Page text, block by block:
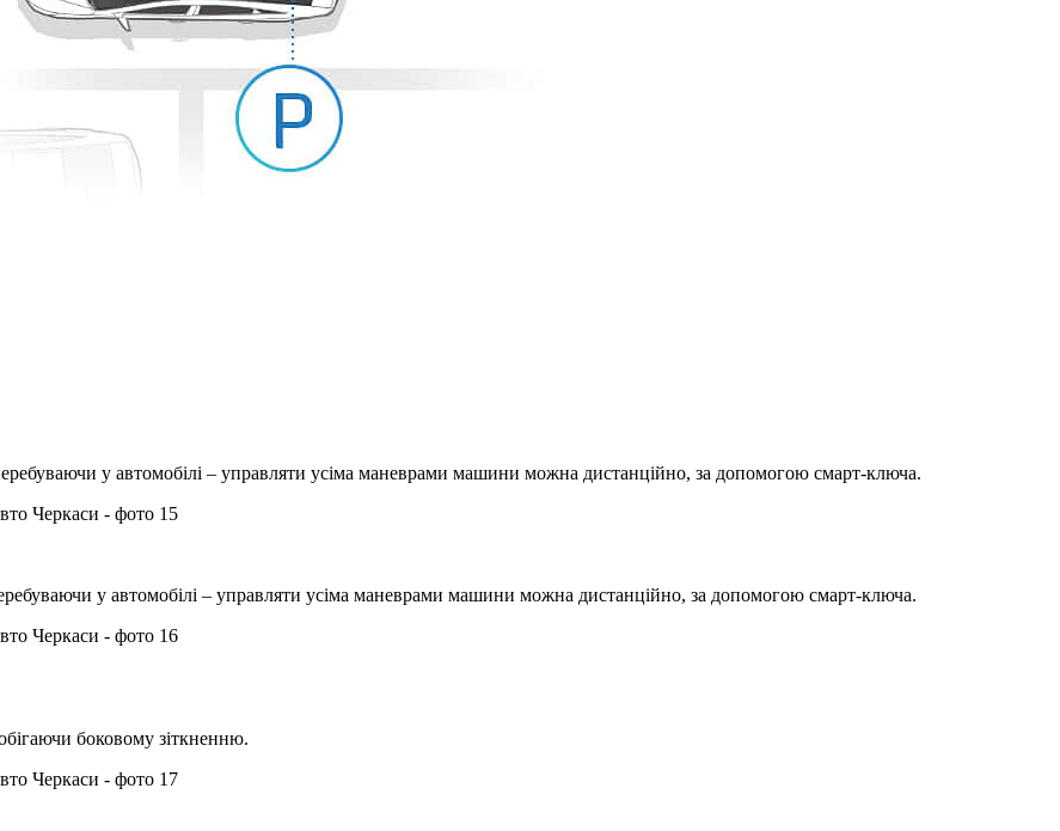
у автомобілі – управляти усіма маневрами машини можна дистанційно, за допомогою смарт-ключа.
у автомобілі – управляти усіма маневрами машини можна дистанційно, за допомогою смарт-ключа.
боковому зіткненню.